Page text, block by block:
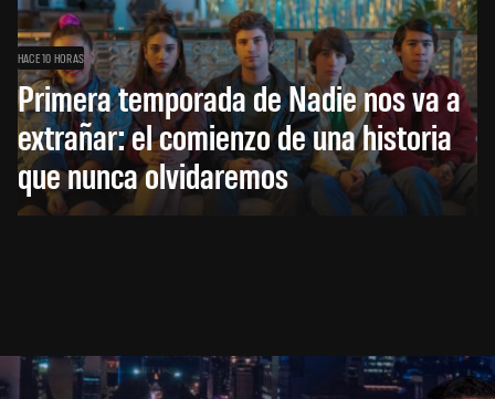
HACE 10 HORAS
Primera temporada de Nadie nos va a
extrañar: el comienzo de una historia
que nunca olvidaremos